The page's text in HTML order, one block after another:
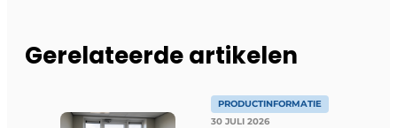
Gerelateerde artikelen
PRODUCTINFORMATIE
30 JULI 2026